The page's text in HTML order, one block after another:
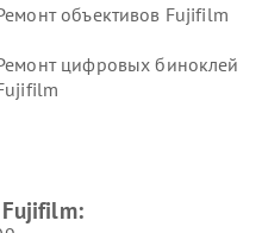
объективов Fujifilm
цифровых биноклей
Fujifilm: